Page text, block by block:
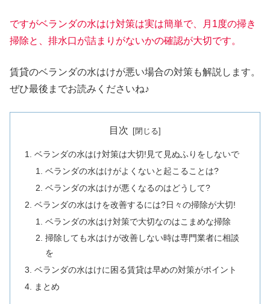
ですがベランダの水はけ対策は実は簡単で、
月1度の掃き
掃除と、排水口が詰まりがないかの確認が大切です。
賃貸のベランダの水はけが悪い場合の対策も解説します。
ぜひ最後までお読みくださいね♪
目次
ベランダの水はけ対策は大切!見て見ぬふりをしないで
ベランダの水はけがよくないと起こることは?
ベランダの水はけが悪くなるのはどうして?
ベランダの水はけを改善するには?日々の掃除が大切!
ベランダの水はけ対策で大切なのはこまめな掃除
掃除しても水はけが改善しない時は専門業者に相談
を
ベランダの水はけに困る賃貸は早めの対策がポイント
まとめ